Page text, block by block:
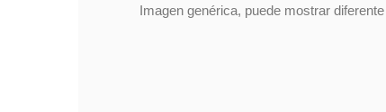
Imagen genérica, puede mostrar